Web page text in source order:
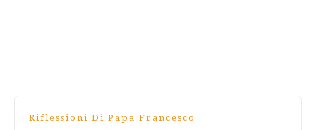
Riflessioni Di Papa Francesco